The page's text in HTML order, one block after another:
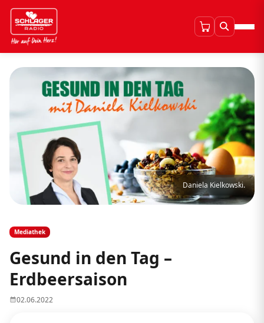
Daniela Kielkowski.
Mediathek
Gesund in den Tag –
Erdbeersaison
02.06.2022